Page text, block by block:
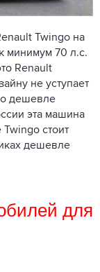
Twingo на
минимум 70 л.с.
Renault
не уступает
дешевле
эта машина
стоит
дешевле
для